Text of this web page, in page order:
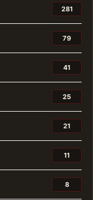
281
79
41
25
21
11
8